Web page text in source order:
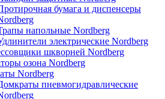
бумага и диспенсеры
напольные Nordberg
электрические Nordberg
шкворней Nordberg
озона Nordberg
Nordberg
пневмогидравлические